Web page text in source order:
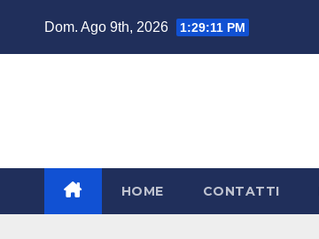
Dom. Ago 9th, 2026 1:29:13 PM
HOME CONTATTI